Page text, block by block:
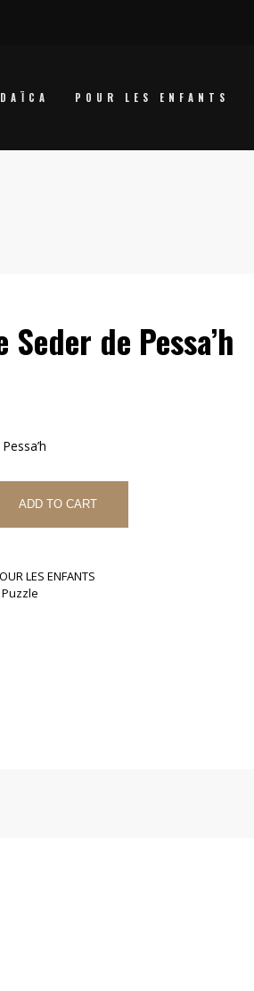
POUR LES ENFANTS
Seder de Pessa’h
ADD TO CART
LES ENFANTS
Puzzle